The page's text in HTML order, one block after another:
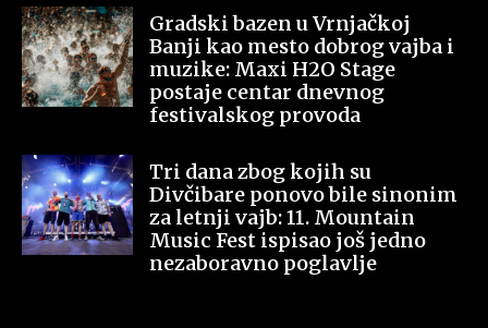
Gradski bazen u Vrnjačkoj
Banji kao mesto dobrog vajba i
muzike: Maxi H2O Stage
postaje centar dnevnog
festivalskog provoda
Tri dana zbog kojih su
Divčibare ponovo bile sinonim
za letnji vajb: 11. Mountain
Music Fest ispisao još jedno
nezaboravno poglavlje